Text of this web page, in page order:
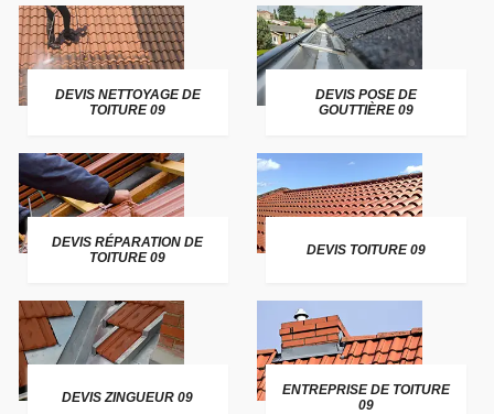
DEVIS NETTOYAGE DE
TOITURE 09
DEVIS POSE DE
GOUTTIÈRE 09
DEVIS RÉPARATION DE
TOITURE 09
DEVIS TOITURE 09
DEVIS ZINGUEUR 09
ENTREPRISE DE TOITURE
09